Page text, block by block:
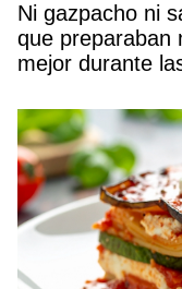
Ni gazpacho ni
que preparaban
mejor durante